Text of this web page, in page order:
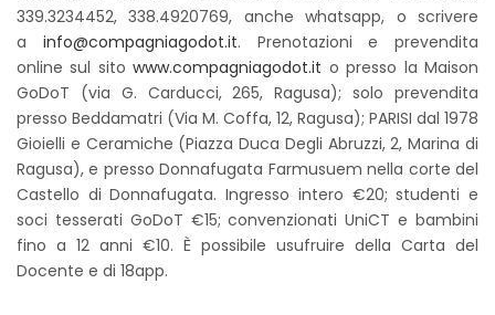
339.3234452, 338.4920769, anche whatsapp, o scrivere
a info@compagniagodot.it. Prenotazioni e prevendita
online sul sitowww.compagniagodot.it o presso la Maison
GoDoT (via G. Carducci, 265, Ragusa); solo prevendita
presso Beddamatri (Via M. Coffa, 12, Ragusa); PARISI dal 1978
Gioielli e Ceramiche (Piazza Duca Degli Abruzzi, 2, Marina di
Ragusa), e presso Donnafugata Farmusuem nella corte del
Castello di Donnafugata. Ingresso intero €20; studenti e
soci tesserati GoDoT €15; convenzionati UniCT e bambini
fino a 12 anni €10. È possibile usufruire della Carta del
Docente e di 18app.